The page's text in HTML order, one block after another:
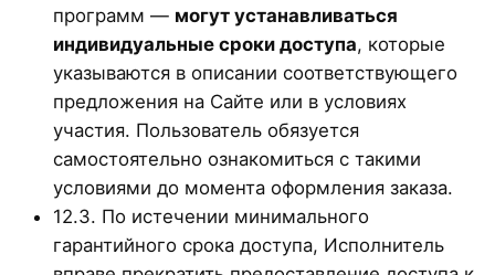
программ — могут устанавливаться
индивидуальные сроки доступа, которые
указываются в описании соответствующего
предложения на Сайте или в условиях
участия. Пользователь обязуется
самостоятельно ознакомиться с такими
условиями до момента оформления заказа.
12.3. По истечении минимального
гарантийного срока доступа, Исполнитель